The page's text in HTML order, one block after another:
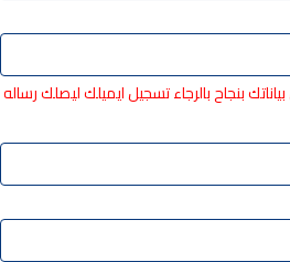
بنجاح بالرجاء تسجيل ايميلك ليصلك رساله